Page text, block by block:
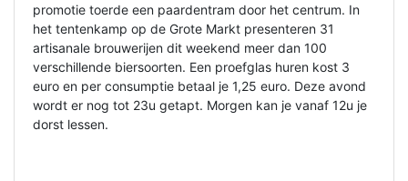
promotie toerde een paardentram door het centrum. In
het tentenkamp op de Grote Markt presenteren 31
artisanale brouwerijen dit weekend meer dan 100
verschillende biersoorten. Een proefglas huren kost 3
euro en per consumptie betaal je 1,25 euro. Deze avond
wordt er nog tot 23u getapt. Morgen kan je vanaf 12u je
dorst lessen.